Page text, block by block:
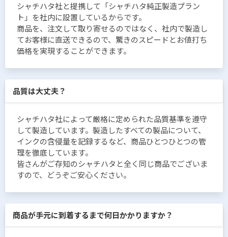
シャチハタ社と提携して「シャチハタ純正製造プラン
ト」を社内に設置しているからです。
商品を、注文して取り寄せるのではなく、社内で製造し
てお客様に直送できるので、驚きのスピードとお値打ち
価格を実現することができます。
品質は大丈夫？
シャチハタ社によって厳格に定められた品質基準を遵守
して製造しています。製造したすべての製品について、
インクの含侵量を記録するなど、商品ひとつひとつの管
理を徹底しています。
皆さんがご存知のシャチハタと全く同じ商品でございま
すので、どうぞご安心ください。
商品が手元に到着するまで何日かかりますか？